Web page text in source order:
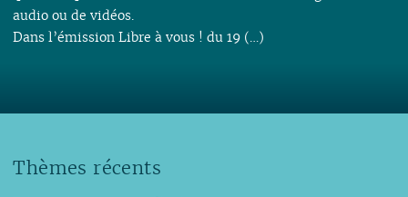
audio ou de vidéos.
Dans l’émission Libre à vous ! du 19 (…)
Thèmes récents